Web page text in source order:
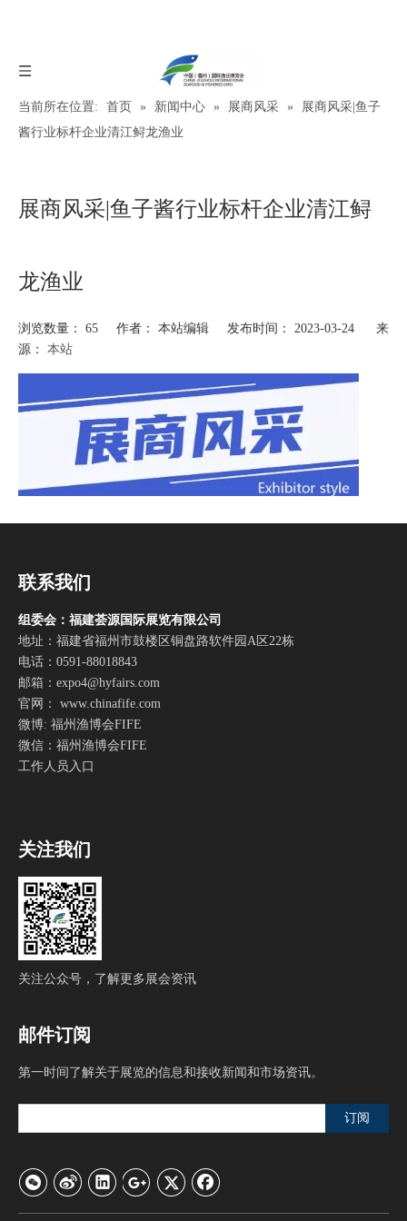
当前所在位置: 首页 » 新闻中心 » 展商风采 »
展商风采|鱼子
酱行业标杆企业清江鲟龙渔业
展商风采|鱼子酱行业标杆企业清江鲟
龙渔业
浏览数量： 65 作者： 本站编辑 发布时间： 2023-03-24 来
源： 本站
["wechat","weibo","qzone","douban","email"]
联系我们
组委会：福建荟源国际展览有限公司
地址：福建省福州市鼓楼区铜盘路软件园A区22栋
电话：0591-88018843
邮箱： expo4@hyfairs.com
官网： www.chinafife.com
微博: 福州渔博会FIFE
微信：福州渔博会FIFE
工作人员入口
关注我们
关注公众号，了解更多展会资讯
邮件订阅
第一时间了解关于展览的信息和接收新闻和市场资讯。
订阅